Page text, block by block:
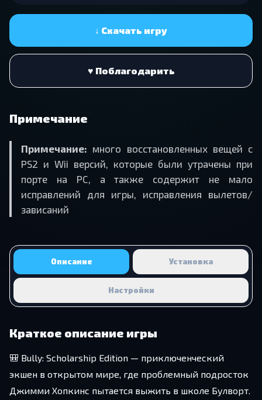
↓ Скачать игру
♥ Поблагодарить
Примечание
Примечание: много восстановленных вещей с
PS2 и Wii версий, которые были утрачены при
порте на PC, а также содержит не мало
исправлений для игры, исправления вылетов/
зависаний
Описание Установка
Настройки
Краткое описание игры
🎒 Bully: Scholarship Edition — приключенческий
экшен в открытом мире, где проблемный подросток
Джимми Хопкинс пытается выжить в школе Булворт.